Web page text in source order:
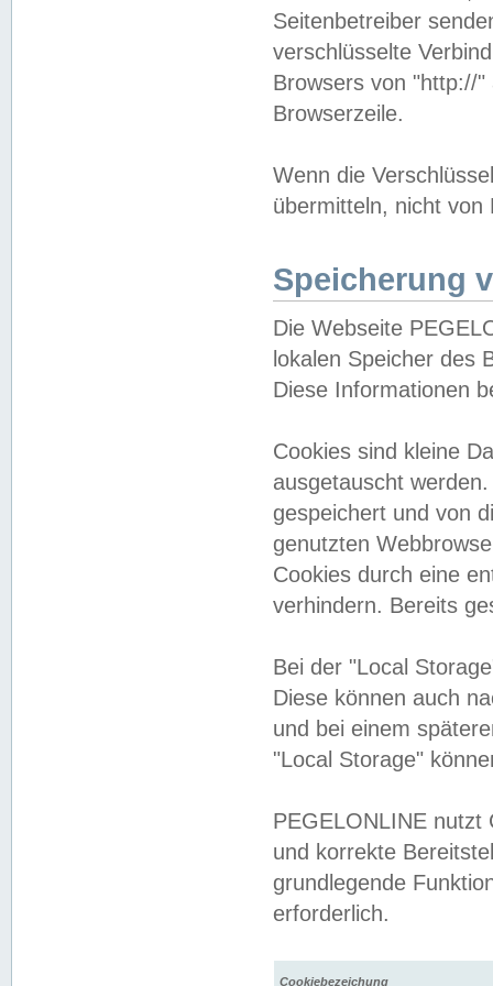
Seitenbetreiber
verschlüsselte
Browsers von "http://
Browserzeile.
Wenn die
übermitteln, nicht von
Speicherung
Die Webseite
lokalen Speicher des
Diese Informationen
Cookies sind kleine
ausgetauscht
gespeichert und von
genutzten
Cookies durch eine
verhindern. Bereits
Bei der "Local
Diese können auch
und bei einem
"Local Storage"
PEGELONLINE nutzt
und korrekte
grundlegende
erforderlich.
Cookiebezeichung